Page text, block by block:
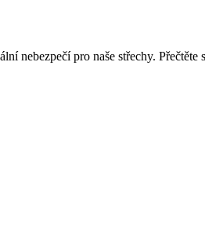
nebezpečí pro naše střechy.